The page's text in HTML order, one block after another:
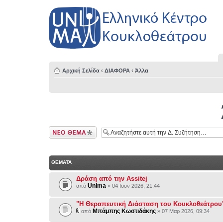
Αρχική Σελίδα ‹ ΔΙΑΦΟΡΑ ‹ Άλλα
Δημιουργία νέου
θέματος
ΘΕΜΑΤΑ
Δράση από την Assitej
από Unima » 04 Ιουν 2026, 21:44
"Η Θεραπευτική Διάσταση του
από Μπάμπης Κωστιδάκης » 07 Μαρ 2026, 09:34